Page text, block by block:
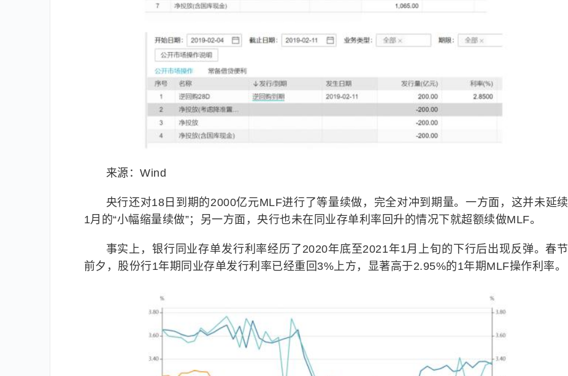
来源：Wind
央行还对18日到期的2000亿元MLF进行了等量续做，完全对冲到期量。一方面，这并未延续
1月的“小幅缩量续做”；另一方面，央行也未在同业存单利率回升的情况下就超额续做MLF。
事实上，银行同业存单发行利率经历了2020年底至2021年1月上旬的下行后出现反弹。春节
前夕，股份行1年期同业存单发行利率已经重回3%上方，显著高于2.95%的1年期MLF操作利率。